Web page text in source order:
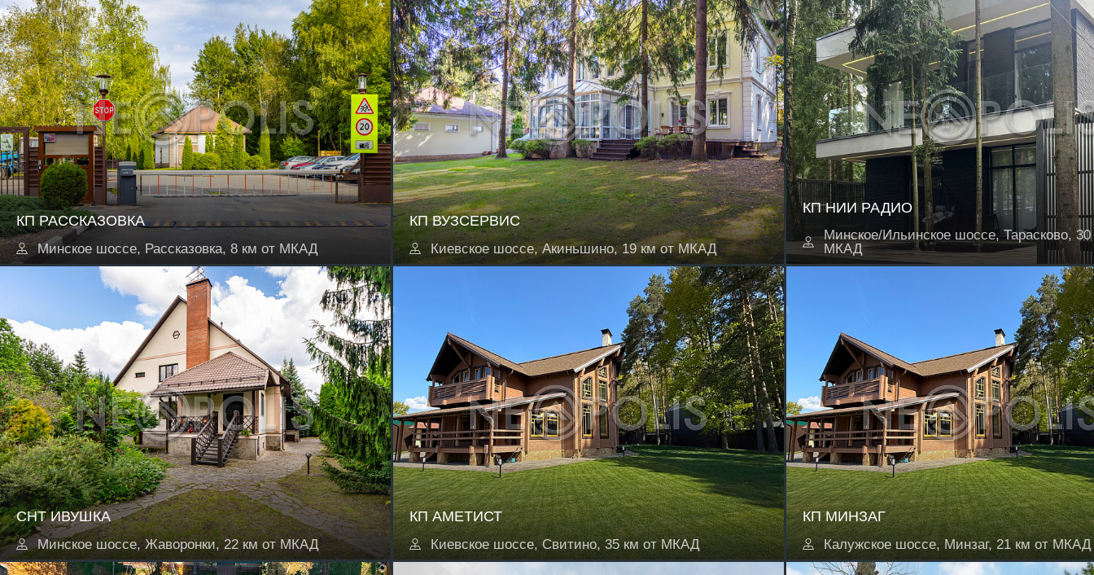
КП РАССКАЗОВКА
Минское шоссе, Рассказовка, 8 км от МКАД
КП ВУЗСЕРВИС
Киевское шоссе, Акиньшино, 19 км от МКАД
КП НИИ РАДИО
Минское/Ильинское шоссе, Тарасково, 30
МКАД
СНТ ИВУШКА
Минское шоссе, Жаворонки, 22 км от МКАД
КП АМЕТИСТ
Киевское шоссе, Свитино, 35 км от МКАД
КП МИНЗАГ
Калужское шоссе, Минзаг, 21 км от МКАД